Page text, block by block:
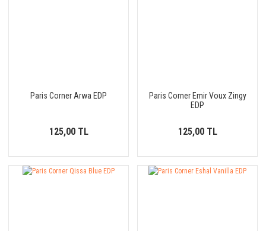
Paris Corner Arwa EDP
125,00 TL
Paris Corner Emir Voux Zingy
EDP
125,00 TL